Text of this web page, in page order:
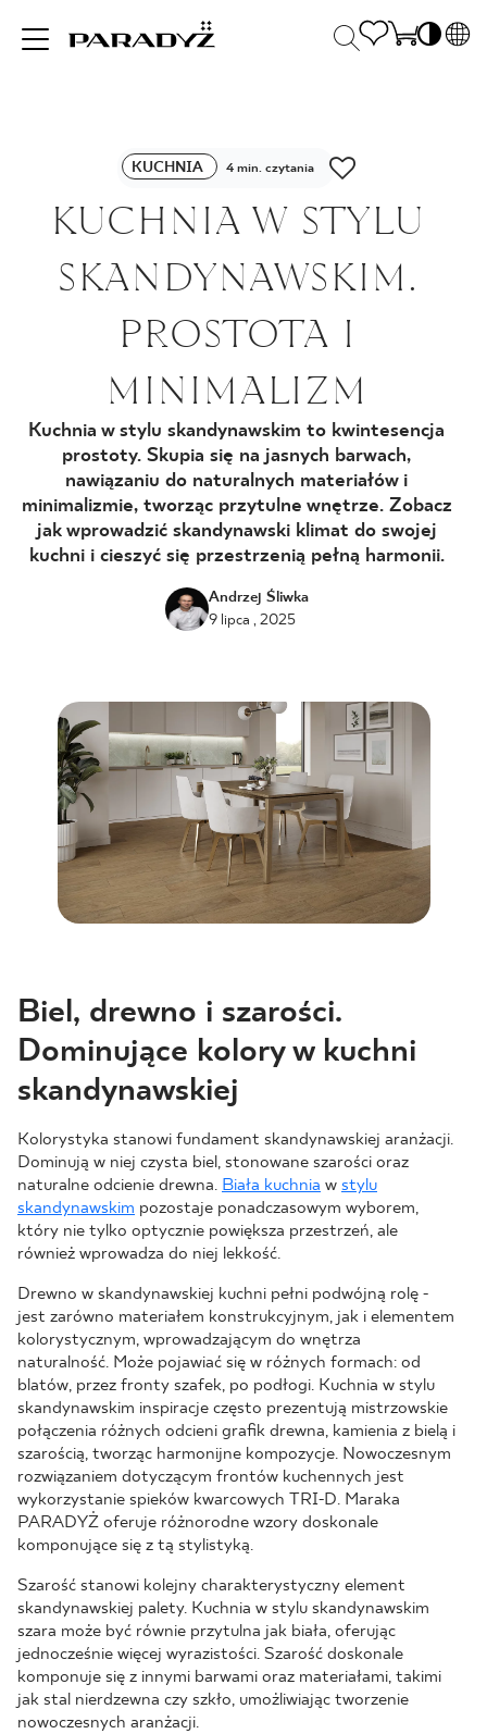
INSPIRACJE
PRODUKTY
KOLEKCJE
DLA BIZNESU
BLOG
GDZIE KUPIĆ
KARIERA
MÓJ PROFIL
KONTAKT
KUCHNIA 4 min. czytania
KUCHNIA W STYLU
SKANDYNAWSKIM.
PROSTOTA I
MINIMALIZM
Kuchnia w stylu skandynawskim to kwintesencja
prostoty. Skupia się na jasnych barwach,
nawiązaniu do naturalnych materiałów i
minimalizmie, tworząc przytulne wnętrze. Zobacz
jak wprowadzić skandynawski klimat do swojej
kuchni i cieszyć się przestrzenią pełną harmonii.
Andrzej Śliwka
9 lipca , 2025
Biel, drewno i szarości.
Dominujące kolory w kuchni
skandynawskiej
Kolorystyka stanowi fundament skandynawskiej aranżacji.
Dominują w niej czysta biel, stonowane szarości oraz
naturalne odcienie drewna. Biała kuchnia w stylu
skandynawskim pozostaje ponadczasowym wyborem,
który nie tylko optycznie powiększa przestrzeń, ale
również wprowadza do niej lekkość.
Drewno w skandynawskiej kuchni pełni podwójną rolę -
jest zarówno materiałem konstrukcyjnym, jak i elementem
kolorystycznym, wprowadzającym do wnętrza
naturalność. Może pojawiać się w różnych formach: od
blatów, przez fronty szafek, po podłogi. Kuchnia w stylu
skandynawskim inspiracje często prezentują mistrzowskie
połączenia różnych odcieni grafik drewna, kamienia z bielą i
szarością, tworząc harmonijne kompozycje. Nowoczesnym
rozwiązaniem dotyczącym frontów kuchennych jest
wykorzystanie spieków kwarcowych TRI-D. Maraka
PARADYŻ oferuje różnorodne wzory doskonale
komponujące się z tą stylistyką.
Szarość stanowi kolejny charakterystyczny element
skandynawskiej palety. Kuchnia w stylu skandynawskim
szara może być równie przytulna jak biała, oferując
jednocześnie więcej wyrazistości. Szarość doskonale
komponuje się z innymi barwami oraz materiałami, takimi
jak stal nierdzewna czy szkło, umożliwiając tworzenie
nowoczesnych aranżacji.